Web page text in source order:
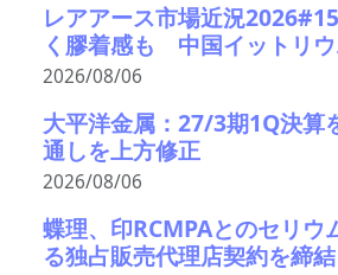
レアアース市場近況
く膠着感も 中国イットリ
2026/08/06
大平洋金属：27/3期1Q決算
通しを上方修正
2026/08/06
蝶理、印RCMPAとのセリウ
る独占販売代理店契約を締結